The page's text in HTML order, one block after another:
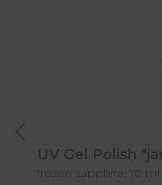
UV Gel Polish
frozen sapphire, 10 ml